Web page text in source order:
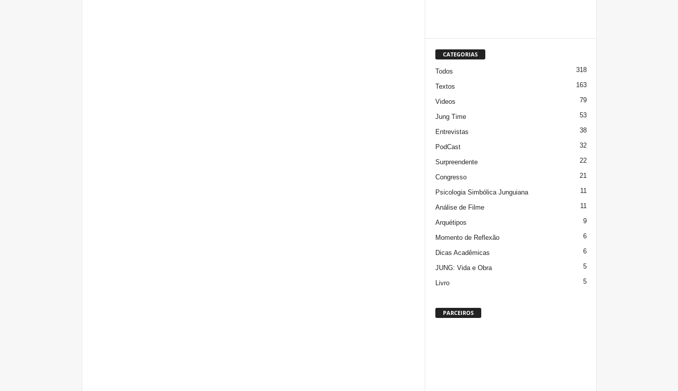
CATEGORIAS
Todos 318
Textos 163
Videos 79
Jung Time 53
Entrevistas 38
PodCast 32
Surpreendente 22
Congresso 21
Psicologia Simbólica Junguiana 11
Análise de Filme 11
Arquétipos 9
Momento de Reflexão 6
Dicas Acadêmicas 6
JUNG: Vida e Obra 5
Livro 5
PARCEIROS